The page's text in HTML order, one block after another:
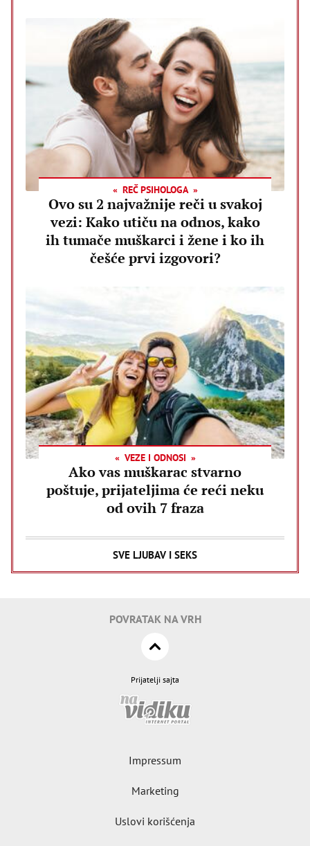
REČ PSIHOLOGA
Ovo su 2 najvažnije reči u svakoj
vezi: Kako utiču na odnos, kako
ih tumače muškarci i žene i ko ih
češće prvi izgovori?
VEZE I ODNOSI
Ako vas muškarac stvarno
poštuje, prijateljima će reći neku
od ovih 7 fraza
SVE LJUBAV I SEKS
POVRATAK NA VRH
Prijatelji sajta
Impressum
Marketing
Uslovi korišćenja